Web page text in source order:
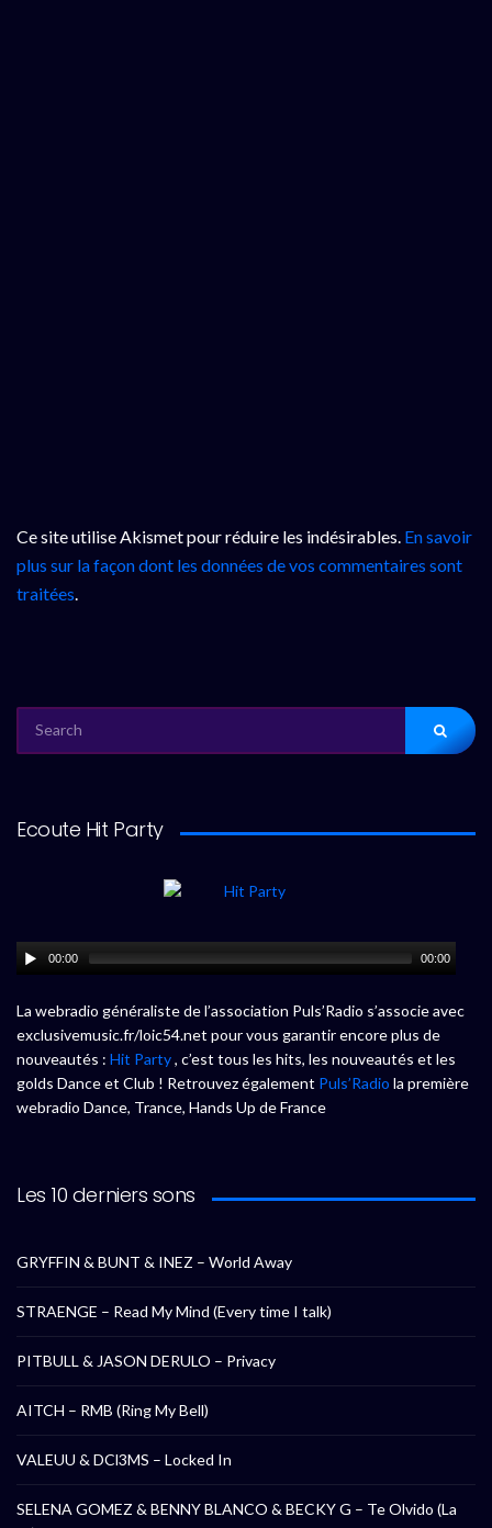
Ce site utilise Akismet pour réduire les indésirables. En savoir
plus sur la façon dont les données de vos commentaires sont
traitées.
FOR:
Ecoute Hit Party
00:00 00:00
La webradio généraliste de l’association Puls’Radio s’associe avec
exclusivemusic.fr/loic54.net pour vous garantir encore plus de
nouveautés : Hit Party, c’est tous les hits, les nouveautés et les
golds Dance et Club ! Retrouvez également Puls’Radio la première
webradio Dance, Trance, Hands Up de France
Les 10 derniers sons
GRYFFIN & BUNT & INEZ – World Away
STRAENGE – Read My Mind (Every time I talk)
PITBULL & JASON DERULO – Privacy
AITCH – RMB (Ring My Bell)
VALEUU & DCl3MS – Locked In
SELENA GOMEZ & BENNY BLANCO & BECKY G – Te Olvido (La